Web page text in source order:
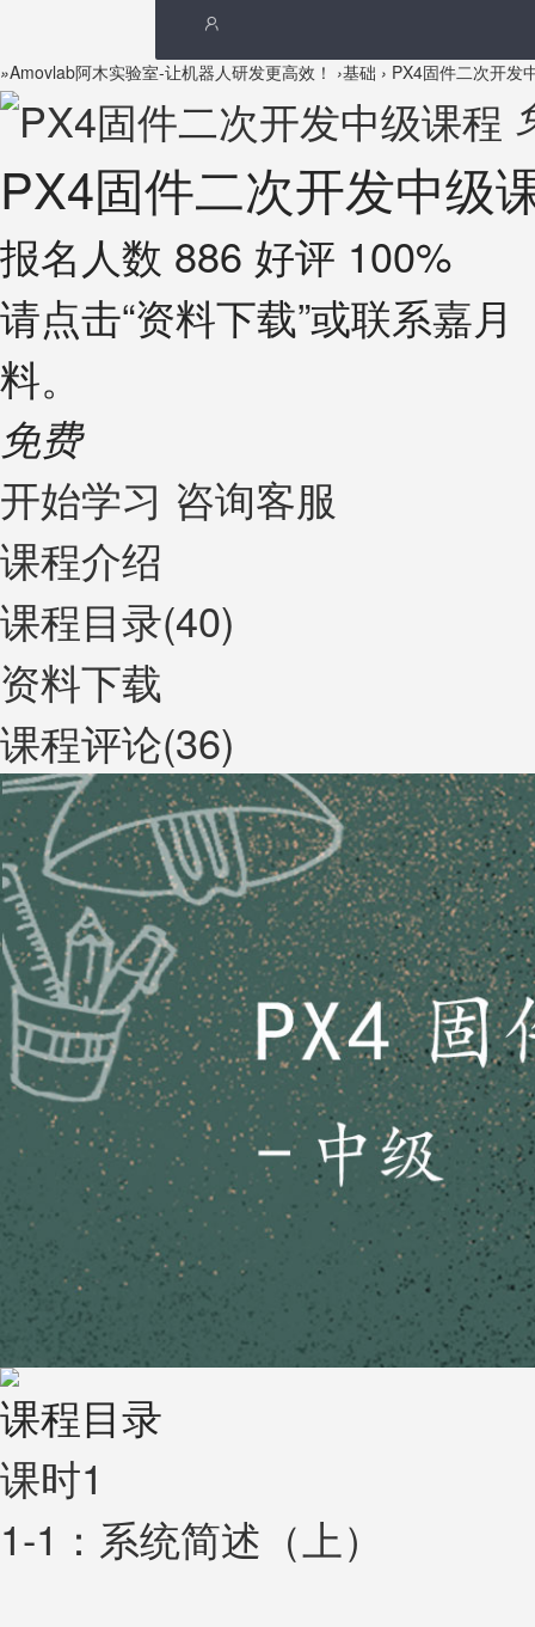
»Amovlab阿木实验室-让机器人研发更高效！ ›基础 › PX4固件二次开发
PX4固件二次开发中级
报名人数 886 好评 100%
请点击“资料下载”或联系嘉
料。
免费
开始学习 咨询客服
课程介绍
课程目录(40)
资料下载
课程评论(36)
课程目录
课时1
1-1：系统简述（上）